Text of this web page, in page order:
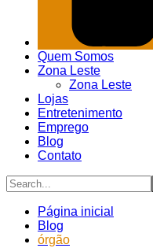
Quem Somos
Zona Leste
Zona Leste
Lojas
Entretenimento
Emprego
Blog
Contato
Página inicial
Blog
órgão